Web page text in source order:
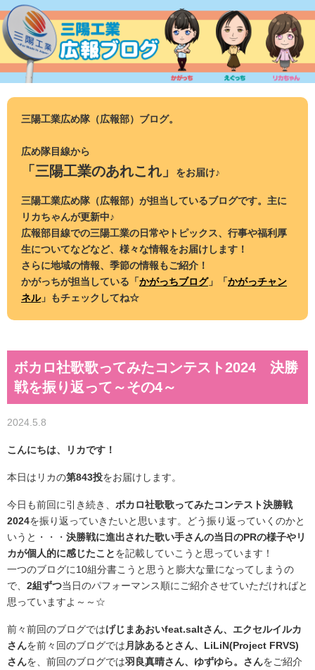
ン
テ
ツ
三陽工業広め隊（広報部）ブログ。
広め隊目線から
「三陽工業のあれこれ」 をお届け♪
三陽工業広め隊（広報部）が担当しているブログです。主に
リカちゃんが更新中♪
広報部目線での三陽工業の日常やトピックス、行事や福利厚
生についてなどなど、様々な情報をお届けします！
さらに地域の情報、季節の情報もご紹介！
かがっちが担当している「かがっちブログ」「かがっチャン
ネル」もチェックしてね☆
ボカロ社歌歌ってみたコンテスト2024 決勝
戦を振り返って～その4～
2024.5.8
こんにちは、リカです！
本日はリカの第843投をお届けします。
今日も前回に引き続き、 ボカロ社歌歌ってみたコンテスト決勝戦
2024を振り返っていきたいと思います。どう振り返っていくのかと
いうと・・・ 決勝戦に進出された歌い手さんの当日のPRの様子やリ
カが個人的に感じたことを記載していこうと思っています！
一つのブログに10組分書こうと思うと膨大な量になってしまうの
で、 2組ずつ当日のパフォーマンス順にご紹介させていただければと
思っていますよ～～☆
前々前回のブログではげじまあおいfeat.saltさん、エクセルイルカ
さんを前々回のブログでは 月詠あるとさん、LiLiN(Project FRVS)
さんを、前回のブログでは羽良真晴さん、ゆずゆら。さんをご紹介